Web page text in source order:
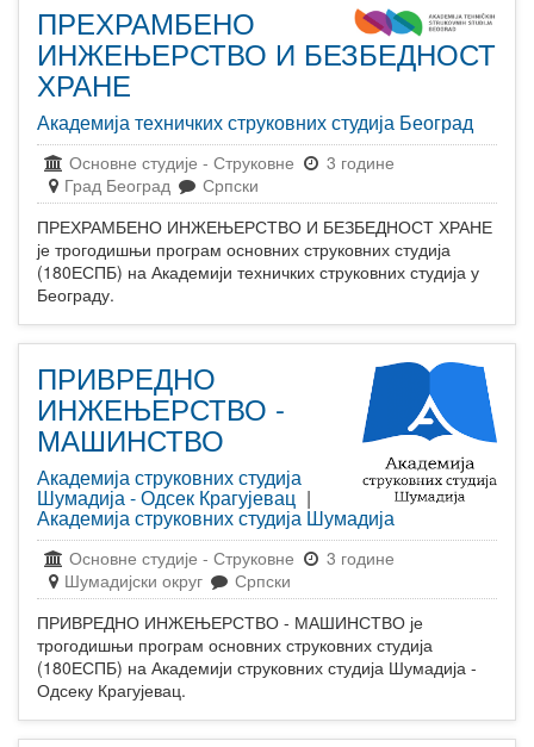
ПРЕХРАМБЕНО
ИНЖЕЊЕРСТВО И БЕЗБЕДНОСТ
ХРАНЕ
Академија техничких струковних студија Београд
Основне студије - Струковне
3 године
Град Београд
Српски
ПРЕХРАМБЕНО ИНЖЕЊЕРСТВО И БЕЗБЕДНОСТ ХРАНЕ
је трогодишњи програм основних струковних студија
(180ЕСПБ) на Академији техничких струковних студија у
Београду.
ПРИВРЕДНО
ИНЖЕЊЕРСТВО -
МАШИНСТВО
Академија струковних студија
Шумадија - Одсек Крагујевац |
Академија струковних студија Шумадија
Основне студије - Струковне
3 године
Шумадијски округ
Српски
ПРИВРЕДНО ИНЖЕЊЕРСТВО - МАШИНСТВО је
трогодишњи програм основних струковних студија
(180ЕСПБ) на Академији струковних студија Шумадија -
Одсеку Крагујевац.